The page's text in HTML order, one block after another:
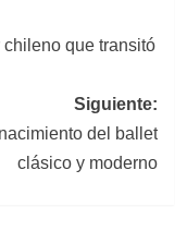
que transitó
Siguiente:
del ballet
clásico y moderno